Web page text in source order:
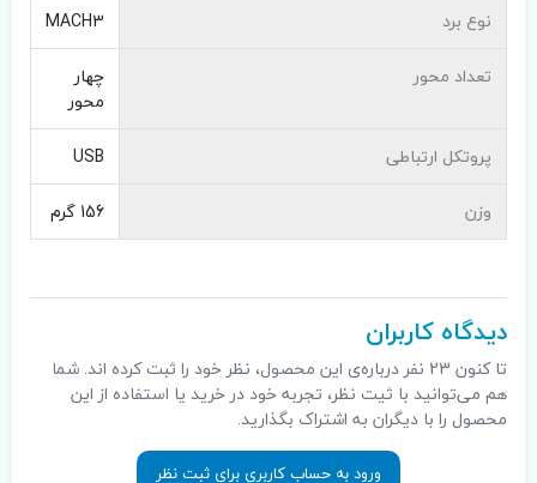
نوع برد
MACH3
تعداد محور
چهار
محور
پروتکل ارتباطی
USB
وزن
156 گرم
دیدگاه کاربران
تا کنون 23 نفر درباره‌ی این محصول، نظر خود را ثبت کرده اند. شما
هم می‌توانید با ثیت نظر، تجربه خود در خرید یا استفاده از این
محصول را با دیگران به اشتراک بگذارید.
ورود به حساب کاربری برای ثبت نظر